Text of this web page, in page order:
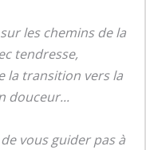
les chemins de la
tendresse,
la transition vers la
douceur...
vous guider pas à